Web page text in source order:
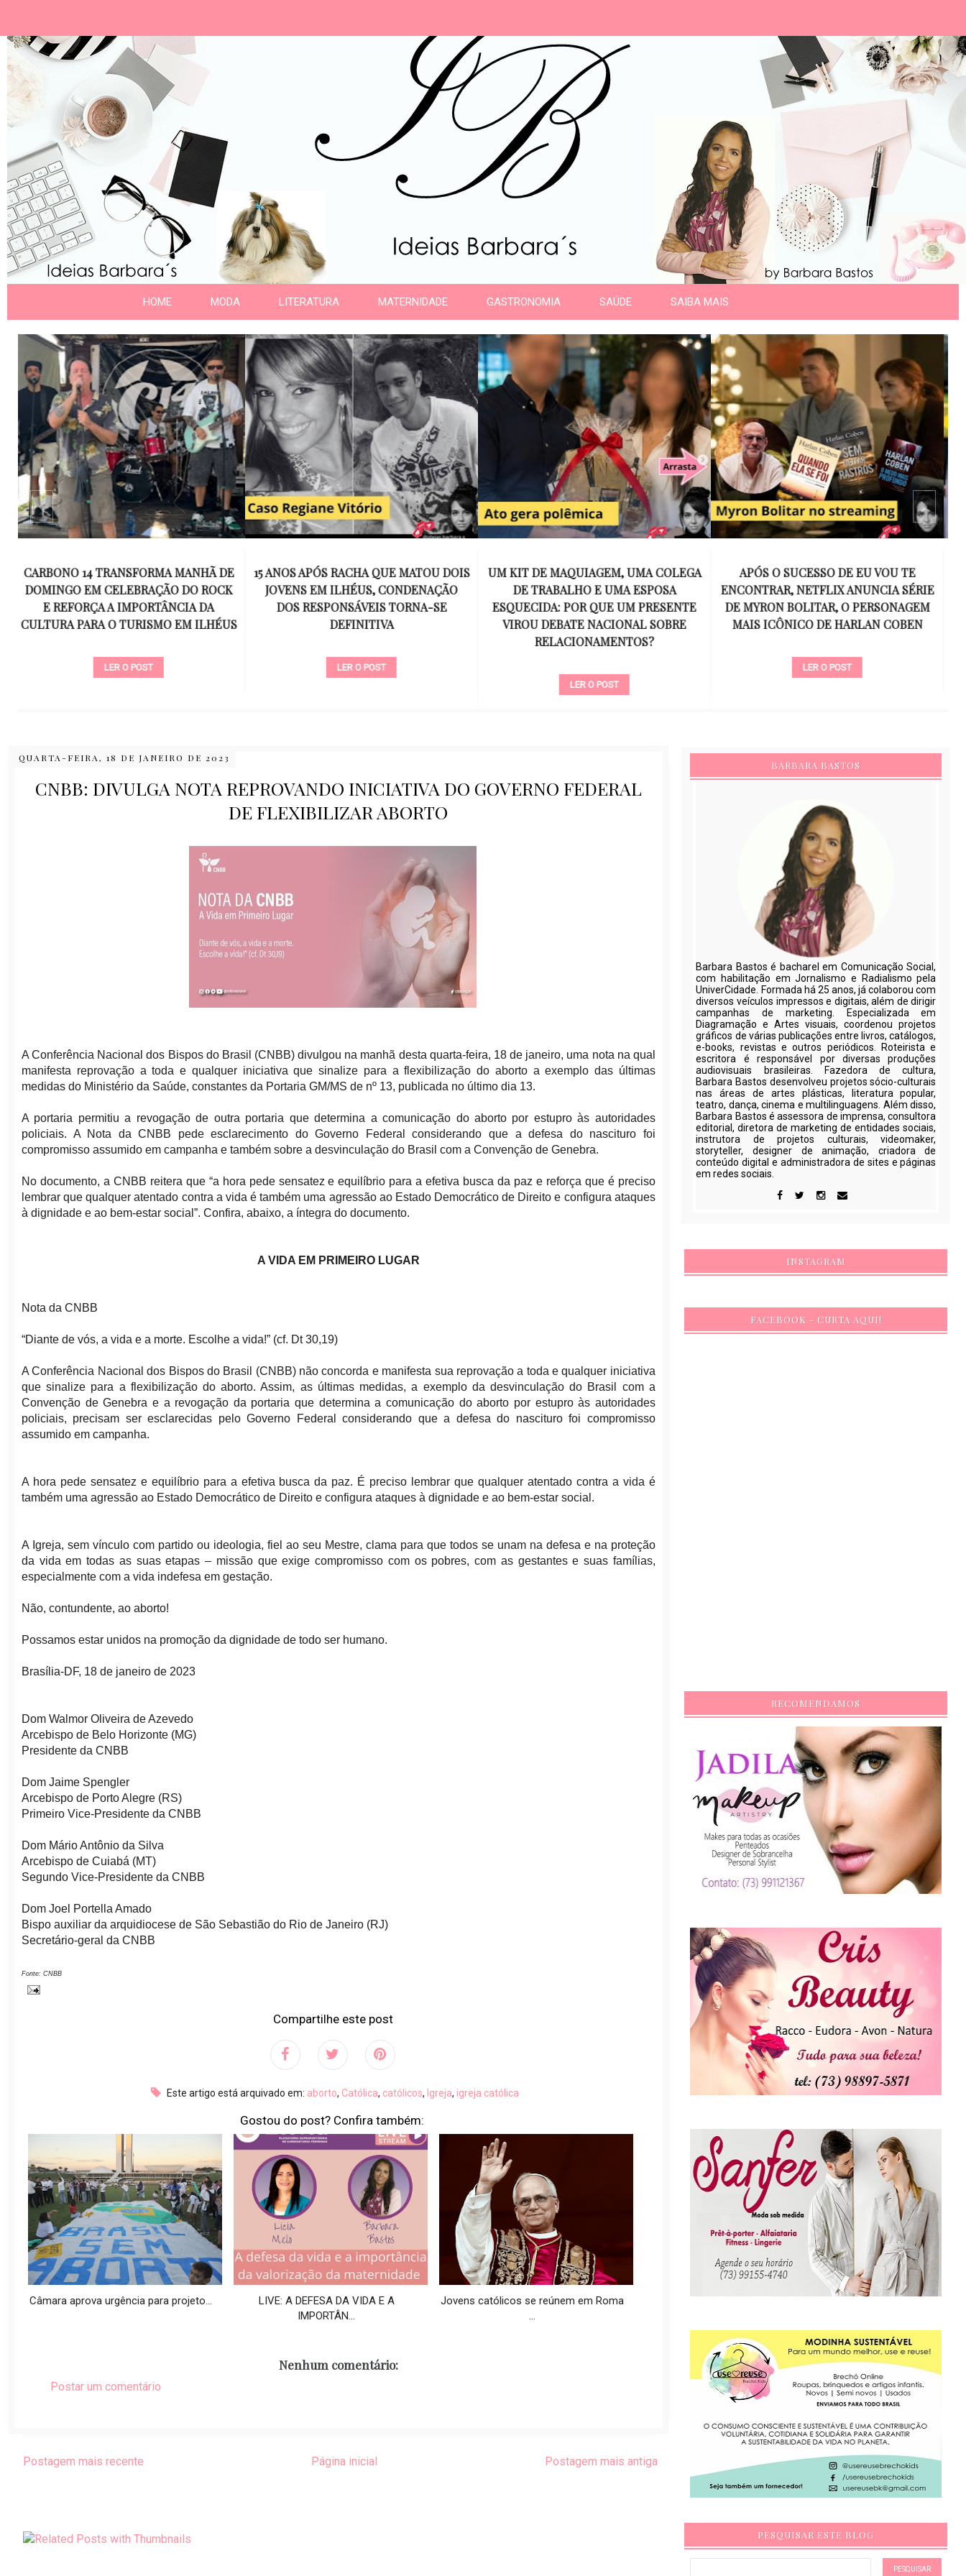
HOME MODA LITERATURA MATERNIDADE GASTRONOMIA SAÚDE SAIBA MAIS
15 ANOS APÓS RACHA QUE MATOU DOIS
JOVENS EM ILHÉUS, CONDENAÇÃO
DOS RESPONSÁVEIS TORNA-SE
DEFINITIVA
LER O POST
UM KIT DE MAQUIAGEM, UMA COLEGA
DE TRABALHO E UMA ESPOSA
ESQUECIDA: POR QUE UM PRESENTE
VIROU DEBATE NACIONAL SOBRE
APÓS O SUCESSO DE EU VOU TE
ENCONTRAR, NETFLIX ANUNCIA SÉRIE
DE MYRON BOLITAR, O PERSONAGEM
MAIS ICÔNICO DE HARLAN COBEN
15 ANOS SEM AMY WINEHOUSE: A VOZ
INESQUECÍVEL QUE REVOLUCIONOU A
MÚSICA E SE TORNOU UM SÍMBOLO
DE UMA GERAÇÃO
LER O POST
QUARTA-FEIRA, 18 DE JANEIRO DE 2023
CNBB: DIVULGA NOTA REPROVANDO INICIATIVA DO GOVERNO FEDERAL
DE FLEXIBILIZAR ABORTO
A Conferência Nacional dos Bispos do Brasil (CNBB) divulgou na manhã desta quarta-feira, 18 de janeiro, uma nota na qual
manifesta reprovação a toda e qualquer iniciativa que sinalize para a flexibilização do aborto a exemplo das últimas
medidas do Ministério da Saúde, constantes da Portaria GM/MS de nº 13, publicada no último dia 13.
A portaria permitiu a revogação de outra portaria que determina a comunicação do aborto por estupro às autoridades
policiais. A Nota da CNBB pede esclarecimento do Governo Federal considerando que a defesa do nascituro foi
compromisso assumido em campanha e também sobre a desvinculação do Brasil com a Convenção de Genebra.
No documento, a CNBB reitera que “a hora pede sensatez e equilíbrio para a efetiva busca da paz e reforça que é preciso
lembrar que qualquer atentado contra a vida é também uma agressão ao Estado Democrático de Direito e configura ataques
à dignidade e ao bem-estar social”. Confira, abaixo, a íntegra do documento.
A VIDA EM PRIMEIRO LUGAR
Nota da CNBB
“Diante de vós, a vida e a morte. Escolhe a vida!” (cf. Dt 30,19)
A Conferência Nacional dos Bispos do Brasil (CNBB) não concorda e manifesta sua reprovação a toda e qualquer iniciativa
que sinalize para a flexibilização do aborto. Assim, as últimas medidas, a exemplo da desvinculação do Brasil com a
Convenção de Genebra e a revogação da portaria que determina a comunicação do aborto por estupro às autoridades
policiais, precisam ser esclarecidas pelo Governo Federal considerando que a defesa do nascituro foi compromisso
assumido em campanha.
A hora pede sensatez e equilíbrio para a efetiva busca da paz. É preciso lembrar que qualquer atentado contra a vida é
também uma agressão ao Estado Democrático de Direito e configura ataques à dignidade e ao bem-estar social.
A Igreja, sem vínculo com partido ou ideologia, fiel ao seu Mestre, clama para que todos se unam na defesa e na proteção
da vida em todas as suas etapas – missão que exige compromisso com os pobres, com as gestantes e suas famílias,
especialmente com a vida indefesa em gestação.
Não, contundente, ao aborto!
Possamos estar unidos na promoção da dignidade de todo ser humano.
Brasília-DF, 18 de janeiro de 2023
Dom Walmor Oliveira de Azevedo
Arcebispo de Belo Horizonte (MG)
Presidente da CNBB
Dom Jaime Spengler
Arcebispo de Porto Alegre (RS)
Primeiro Vice-Presidente da CNBB
Dom Mário Antônio da Silva
Arcebispo de Cuiabá (MT)
Segundo Vice-Presidente da CNBB
Dom Joel Portella Amado
Bispo auxiliar da arquidiocese de São Sebastião do Rio de Janeiro (RJ)
Secretário-geral da CNBB
Fonte: CNBB
Compartilhe este post
Este artigo está arquivado em: aborto,Católica, católicos, Igreja,igreja católica
Gostou do post? Confira também:
Câmara aprova urgência para projeto...
LIVE: A DEFESA DA VIDA E A
IMPORTÂN...
Jovens católicos se reúnem em Roma
...
Nenhum comentário:
Postar um comentário
Postagem mais recente Postagem mais antiga
Página inicial
BARBARA BASTOS
Barbara Bastos é bacharel em Comunicação Social,
com habilitação em Jornalismo e Radialismo pela
UniverCidade. Formada há 25 anos, já colaborou com
diversos veículos impressos e digitais, além de dirigir
campanhas de marketing. Especializada em
Diagramação e Artes visuais, coordenou projetos
gráficos de várias publicações entre livros, catálogos,
e-books, revistas e outros periódicos. Roteirista e
escritora é responsável por diversas produções
audiovisuais brasileiras. Fazedora de cultura,
Barbara Bastos desenvolveu projetos sócio-culturais
nas áreas de artes plásticas, literatura popular,
teatro, dança, cinema e multilinguagens. Além disso,
Barbara Bastos é assessora de imprensa, consultora
editorial, diretora de marketing de entidades sociais,
instrutora de projetos culturais, videomaker,
storyteller, designer de animação, criadora de
conteúdo digital e administradora de sites e páginas
em redes sociais.
INSTAGRAM
FACEBOOK - CURTA AQUI!
RECOMENDAMOS
PESQUISAR ESTE BLOG